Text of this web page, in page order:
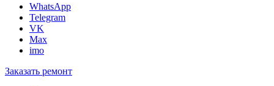
WhatsApp
Telegram
VK
Max
imo
Заказать ремонт